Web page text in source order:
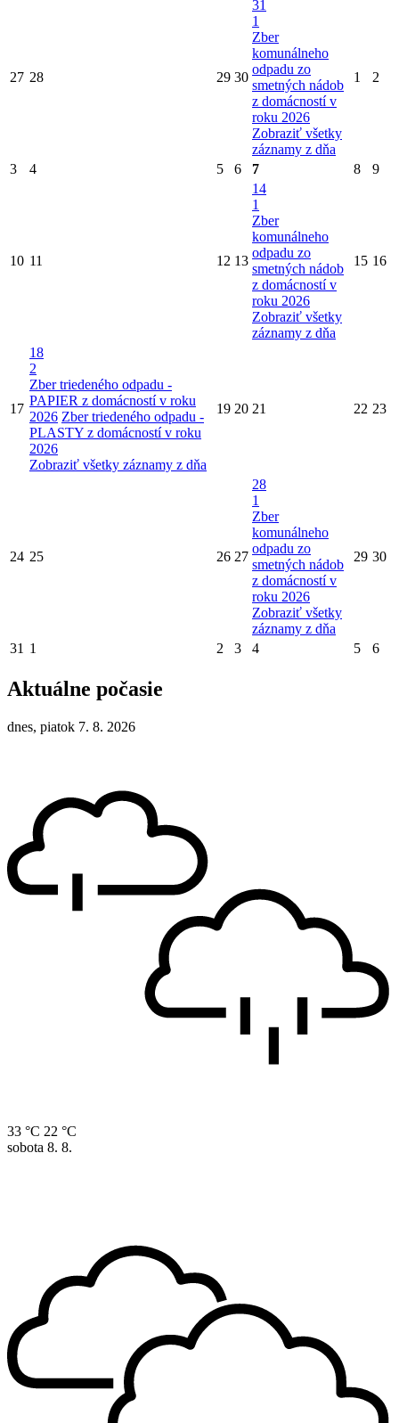
27 28 29 30
31
1
Zber
komunálneho
odpadu zo
smetných nádob
z domácností v
roku 2026
Zobraziť všetky
záznamy z dňa
1 2
3 4 5 6 7 8 9
10 11 12 13
14
1
Zber
komunálneho
odpadu zo
smetných nádob
z domácností v
roku 2026
Zobraziť všetky
záznamy z dňa
15 16
17
18
2
Zber triedeného odpadu -
PAPIER z domácností v roku
2026 Zber triedeného odpadu -
PLASTY z domácností v roku
2026
Zobraziť všetky záznamy z dňa
19 20 21 22 23
24 25 26 27
28
1
Zber
komunálneho
odpadu zo
smetných nádob
z domácností v
roku 2026
Zobraziť všetky
záznamy z dňa
29 30
31 1 2 3 4 5 6
Aktuálne počasie
dnes, piatok 7. 8. 2026
33 °C 22 °C
sobota 8. 8.